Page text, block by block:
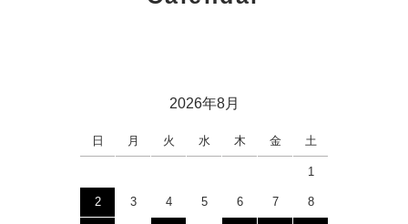
2026年8月
日 月 火 水 木 金 土
1
2 3 4 5 6 7 8